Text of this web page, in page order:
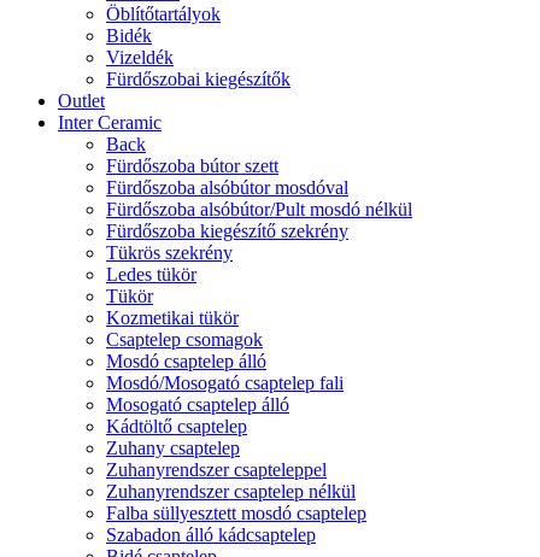
Öblítőtartályok
Bidék
Vizeldék
Fürdőszobai kiegészítők
Outlet
Inter Ceramic
Back
Fürdőszoba bútor szett
Fürdőszoba alsóbútor mosdóval
Fürdőszoba alsóbútor/Pult mosdó nélkül
Fürdőszoba kiegészítő szekrény
Tükrös szekrény
Ledes tükör
Tükör
Kozmetikai tükör
Csaptelep csomagok
Mosdó csaptelep álló
Mosdó/Mosogató csaptelep fali
Mosogató csaptelep álló
Kádtöltő csaptelep
Zuhany csaptelep
Zuhanyrendszer csapteleppel
Zuhanyrendszer csaptelep nélkül
Falba süllyesztett mosdó csaptelep
Szabadon álló kádcsaptelep